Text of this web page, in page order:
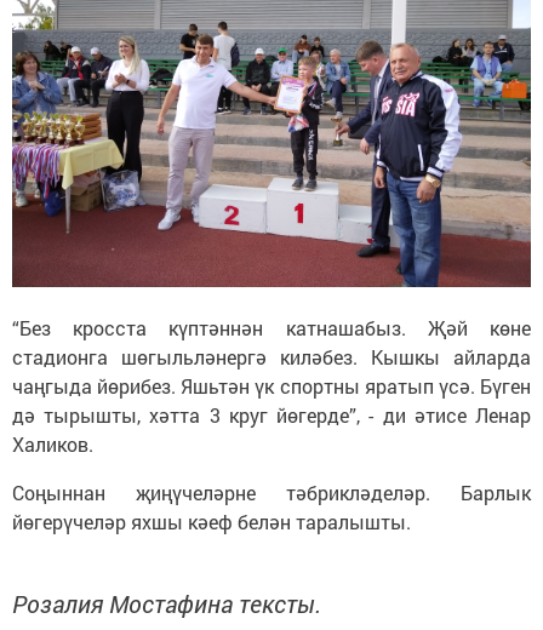
“Без кросста күптәннән катнашабыз. Җәй көне
стадионга шөгыльләнергә киләбез. Кышкы айларда
чаңгыда йөрибез. Яшьтән үк спортны яратып үсә. Бүген
дә тырышты, хәтта 3 круг йөгерде”, - ди әтисе Ленар
Халиков.
Соңыннан җиңүчеләрне тәбрикләделәр. Барлык
йөгерүчеләр яхшы кәеф белән таралышты.
Розалия Мостафина тексты.